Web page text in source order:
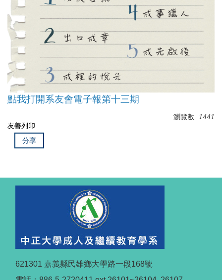
點我打開系友會電子報第十三期
瀏覽數: 1441
友善列印
分享
621301 嘉義縣民雄鄉大學路一段168號